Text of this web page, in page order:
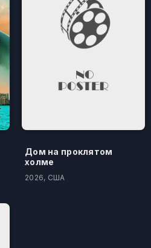
Дом на проклятом
холме
2026, США